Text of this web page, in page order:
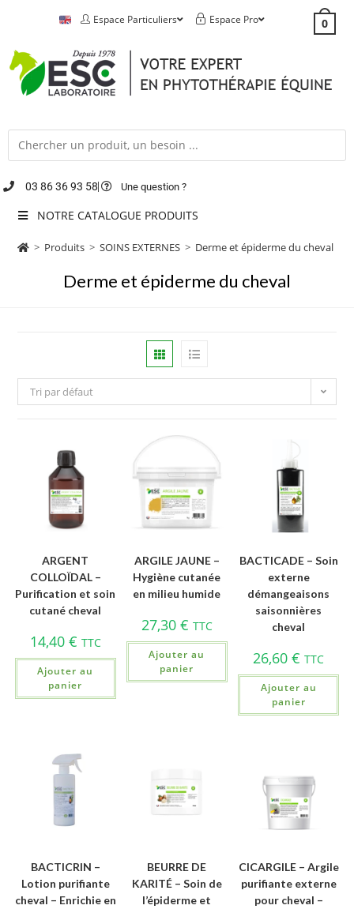
Espace Particuliers Espace Pro 0
03 86 36 93 58 Une question ?
NOTRE CATALOGUE PRODUITS
> Produits > SOINS EXTERNES > Derme et épiderme du cheval
Derme et épiderme du cheval
Tri par défaut
ARGENT
COLLOÏDAL –
Purification et soin
cutané cheval
14,40 € TTC
Ajouter au
panier
ARGILE JAUNE –
Hygiène cutanée
en milieu humide
27,30 € TTC
Ajouter au
panier
BACTICADE – Soin
externe
démangeaisons
saisonnières
cheval
26,60€ TTC
Ajouter au
panier
BACTICRIN –
Lotion purifiante
cheval – Enrichie en
BEURRE DE
KARITÉ – Soin de
l’épiderme et
CICARGILE – Argile
purifiante externe
pour cheval –